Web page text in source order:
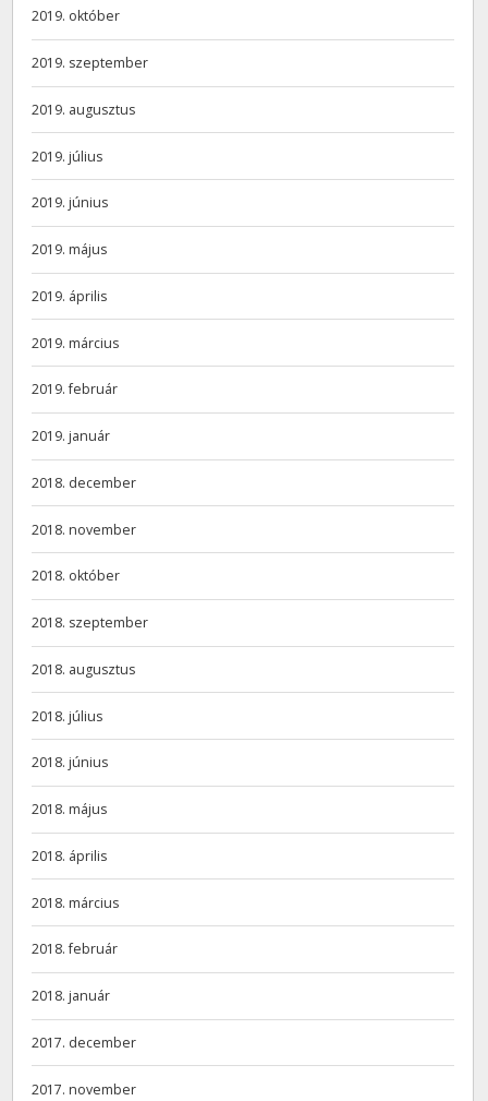
2019. október
2019. szeptember
2019. augusztus
2019. július
2019. június
2019. május
2019. április
2019. március
2019. február
2019. január
2018. december
2018. november
2018. október
2018. szeptember
2018. augusztus
2018. július
2018. június
2018. május
2018. április
2018. március
2018. február
2018. január
2017. december
2017. november